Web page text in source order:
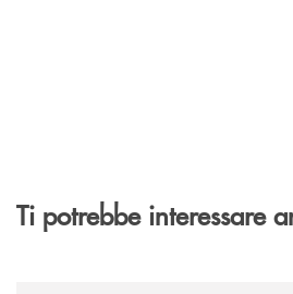
Ti potrebbe interessare